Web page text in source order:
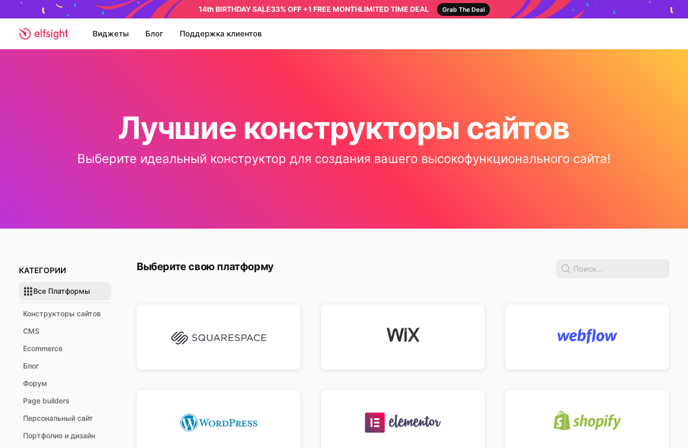
14th BIRTHDAY SALE33% OFF +1 FREE MONTHLIMITED TIME DEAL Grab The Deal
Виджеты Блог Поддержка клиентов
Лучшие конструкторы сайтов
Выберите идеальный конструктор для создания вашего высокофункционального сайта!
КАТЕГОРИИ
Все Платформы
Конструкторы сайтов
CMS
Ecommerce
Блог
Форум
Page builders
Персональный сайт
Портфолио и дизайн
Выберите свою платформу